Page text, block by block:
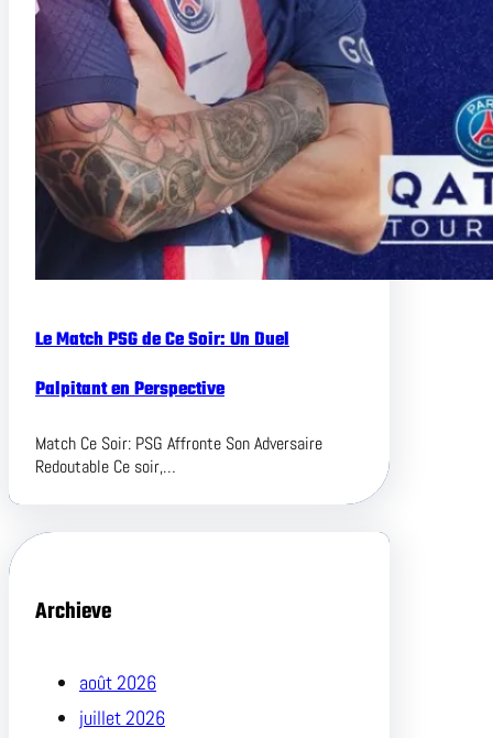
Le Match PSG de Ce Soir: Un Duel
Palpitant en Perspective
Match Ce Soir: PSG Affronte Son Adversaire
Redoutable Ce soir,…
Archieve
août 2026
juillet 2026